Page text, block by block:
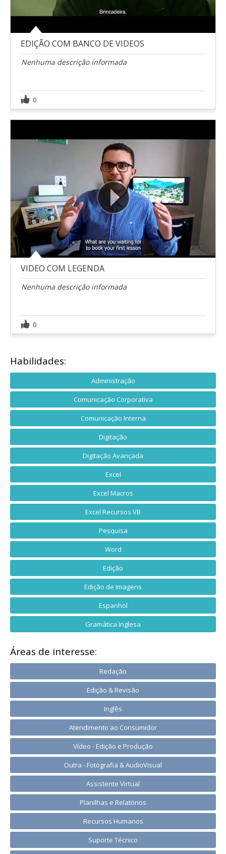
EDIÇÃO COM BANCO DE VIDEOS
Nenhuma descrição informada
0
VIDEO COM LEGENDA
Nenhuma descrição informada
0
Habilidades:
Administração
Comunicação Corporativa
Comunicação Interna
Digitação
Digitação Avançada
Excel
Excel Macros
Excel Recursos VB
Pesquisa
Word
Edição
Edição de Imagens
Espanhol
Gramática Inglesa
Áreas de interesse:
Redação
Edição & Revisão
Inglês
Atendimento ao Consumidor
Vídeo - Edição e Produção
Outra - Fotografia & AudioVisual
Assistente Virtual
Planilhas e Relatórios
Recursos Humanos
Suporte Técnico